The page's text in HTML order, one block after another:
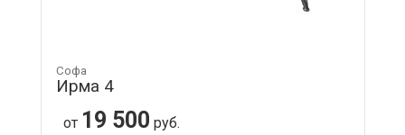
Софа
Ирма 4
от 19 500 руб.